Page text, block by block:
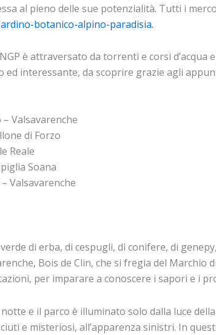
al pieno delle sue potenzialità. Tutti i
botanico-alpino-paradisia.
è attraversato da torrenti e corsi
ed interessante, da scoprire grazie agli
Valsavarenche
di Forzo
Reale
Soana
Valsavarenche
di erba, di cespugli, di conifere, di
Bois de Clin, che si fregia del
per imparare a conoscere i sapori e i
notte e il parco è illuminato solo dalla luce
e misteriosi, all’apparenza sinistri. In